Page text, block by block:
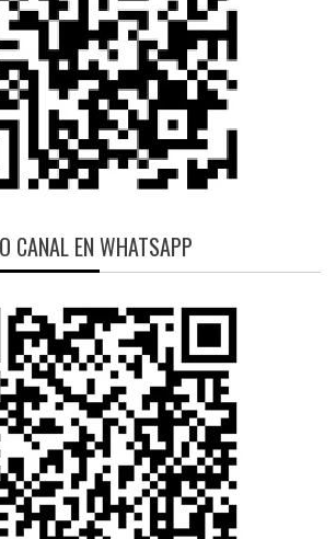
CANAL EN WHATSAPP